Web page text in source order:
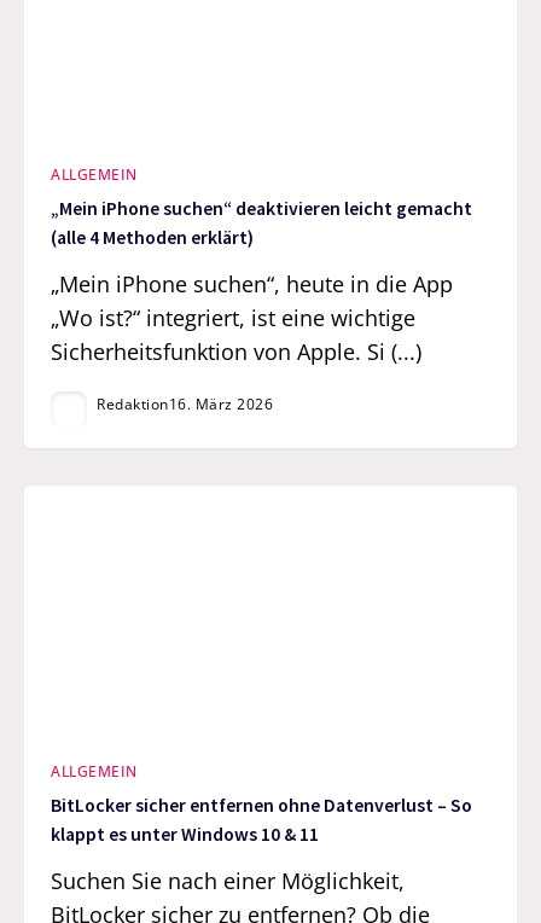
ALLGEMEIN
„Mein iPhone suchen“ deaktivieren leicht gemacht
(alle 4 Methoden erklärt)
„Mein iPhone suchen“, heute in die App
„Wo ist?“ integriert, ist eine wichtige
Sicherheitsfunktion von Apple. Si (...)
Redaktion16. März 2026
ALLGEMEIN
BitLocker sicher entfernen ohne Datenverlust – So
klappt es unter Windows 10 & 11
Suchen Sie nach einer Möglichkeit,
BitLocker sicher zu entfernen? Ob die